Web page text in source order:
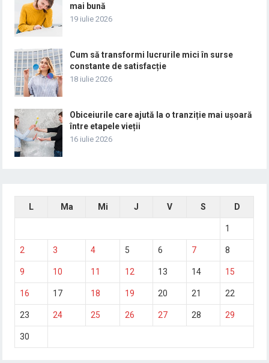
mai bună
19 iulie 2026
Cum să transformi lucrurile mici în surse
constante de satisfacție
18 iulie 2026
Obiceiurile care ajută la o tranziție mai ușoară
între etapele vieții
16 iulie 2026
L Ma Mi J V S D
1
2 3 4 5 6 7 8
9 10 11 12 13 14 15
16 17 18 19 20 21 22
23 24 25 26 27 28 29
30